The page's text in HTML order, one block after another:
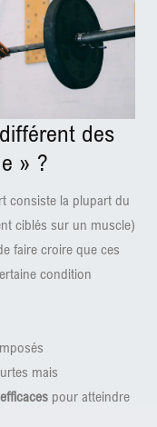
des
» ?
consiste la plupart du
ciblés sur un muscle)
faire croire que ces
condition
mais
pour atteindre